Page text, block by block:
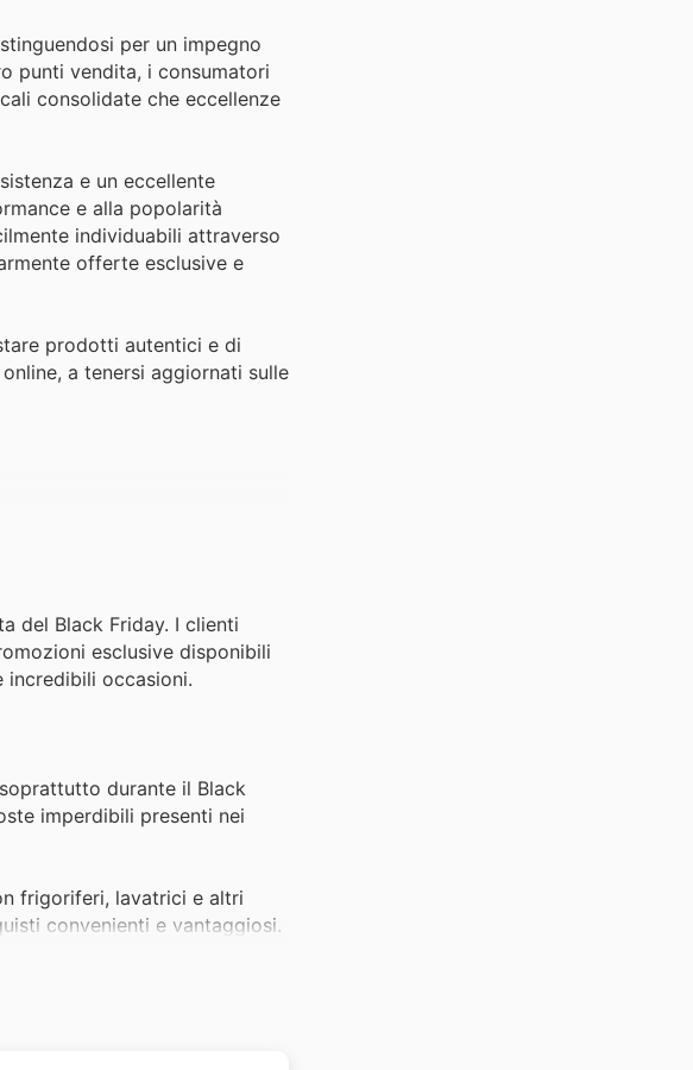
per un impegno
punti vendita, i consumatori
consolidate che eccellenze
e un eccellente
e alla popolarità
individuabili attraverso
offerte esclusive e
prodotti autentici e di
a tenersi aggiornati sulle
del Black Friday. I clienti
esclusive disponibili
incredibili occasioni.
durante il Black
imperdibili presenti nei
frigoriferi, lavatrici e altri
convenienti e vantaggiosi.
del Black Friday, offrendo